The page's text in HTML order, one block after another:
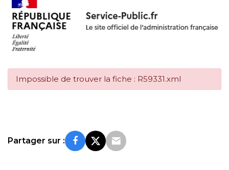
Impossible de trouver la fiche : R59331.xml
Partager sur :